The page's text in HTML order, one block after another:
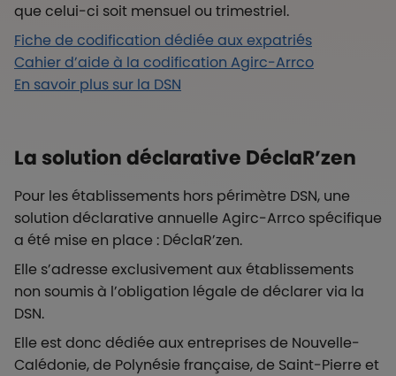
que celui-ci soit mensuel ou trimestriel.
Fiche de codification dédiée aux expatriés
Cahier d’aide à la codification Agirc-Arrco
En savoir plus sur la DSN
La solution déclarative DéclaR’zen
Pour les établissements hors périmètre DSN, une
solution déclarative annuelle Agirc-Arrco spécifique
a été mise en place : DéclaR’zen.
Elle s’adresse exclusivement aux établissements
non soumis à l’obligation légale de déclarer via la
DSN.
Elle est donc dédiée aux entreprises de Nouvelle-
Calédonie, de Polynésie française, de Saint-Pierre et